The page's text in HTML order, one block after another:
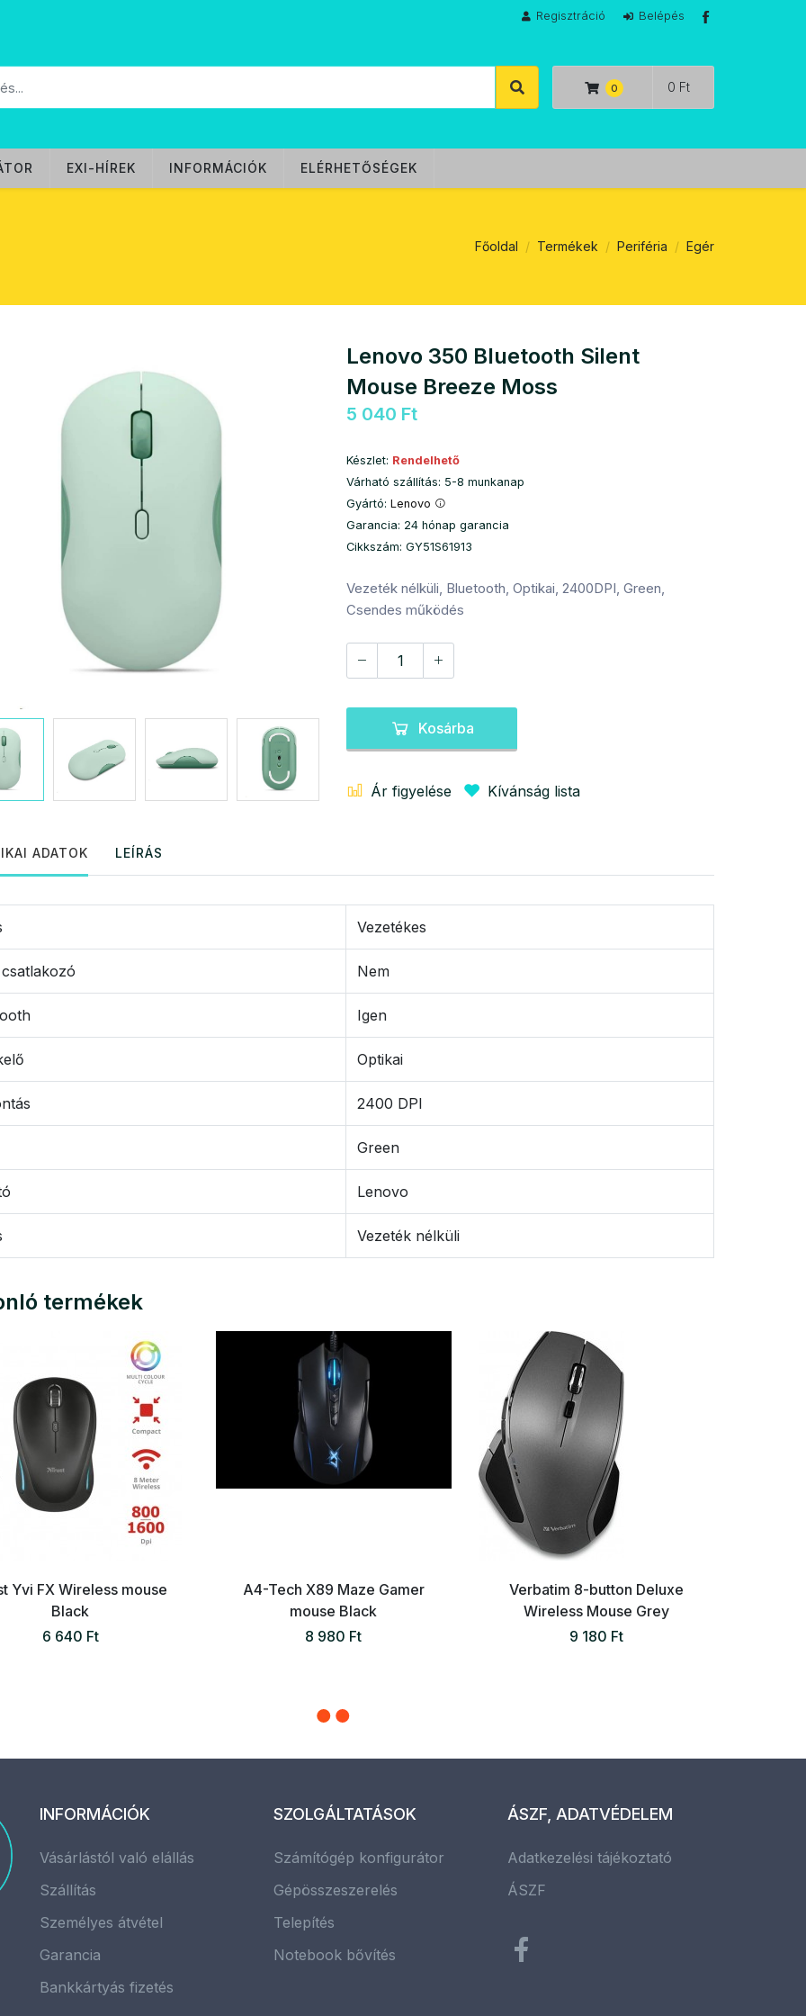
Regisztráció Belépés
0 Ft
EXI-HÍREK INFORMÁCIÓK ELÉRHETŐSÉGEK
Főoldal Termékek Periféria Egér
Lenovo 350 Bluetooth Silent
Mouse Breeze Moss
5 040 Ft
Készlet: Rendelhető
Várható szállítás: 5-8 munkanap
Gyártó:Lenovo
Garancia: 24 hónap garancia
Cikkszám: GY51S61913
Vezeték nélküli, Bluetooth, Optikai, 2400DPI, Green,
Csendes működés
Kosárba
Ár figyelése Kívánság lista
ADATOK LEÍRÁS
Vezetékes
Nem
Igen
Optikai
2400 DPI
Green
Lenovo
Vezeték nélküli
termékek
Yvi FX Wireless mouse
Black
6 640 Ft
A4-Tech X89 Maze Gamer
mouse Black
8 980 Ft
Verbatim 8-button Deluxe
Wireless Mouse Grey
9 180 Ft
INFORMÁCIÓK
Vásárlástól való elállás
Szállítás
Személyes átvétel
Garancia
Bankkártyás fizetés
SZOLGÁLTATÁSOK
Számítógép konfigurátor
Gépösszeszerelés
Telepítés
Notebook bővítés
ÁSZF, ADATVÉDELEM
Adatkezelési tájékoztató
ÁSZF